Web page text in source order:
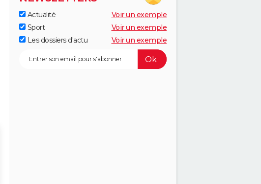
Actualité
Voir un exemple
Sport
Voir un exemple
Les dossiers d'actu
Voir un exemple